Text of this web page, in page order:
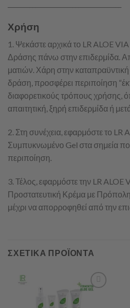
Χρήση
1. Ψεκάστε αρχικά το LR ALOE
Δράσης πάνω στην επιδερμίδα.
ματιών. Χάρη στην
δράση, προσφέρει περιποίηση
διαφορετικούς τρόπους χρήσης,
απαιτητική, ξηρή επιδερμίδα ή
2. Στη συνέχεια, εφαρμόστε το LR
Συμπυκνωμένο Gel στα σημεία
περιποίηση.
3. Τέλος, εφαρμόστε την LR ALOE
Προστατευτική Κρέμα με
μέχρι να απορροφηθεί από την
ΣΧΕΤΙΚΆ ΠΡΟΪΌΝΤΑ